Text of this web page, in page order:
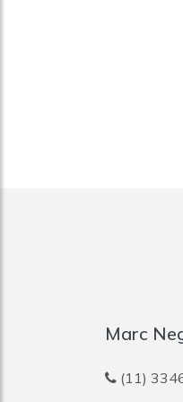
Marc
(11)